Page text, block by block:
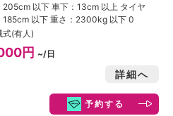
205cm 以下 車下：13cm 以上 タイヤ
185cm 以下 重さ：2300kg 以下 0
式(有人)
円 ~/日
詳細へ
予約する